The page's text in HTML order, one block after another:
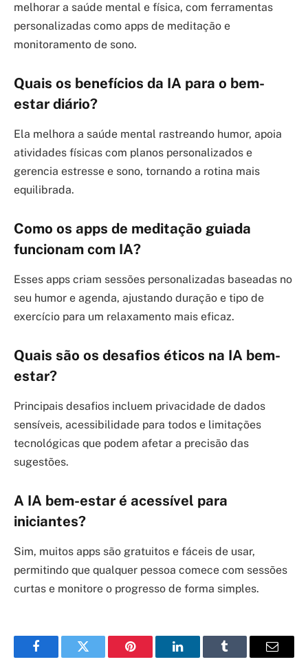
melhorar a saúde mental e física, com ferramentas
personalizadas como apps de meditação e
monitoramento de sono.
Quais os benefícios da IA para o bem-
estar diário?
Ela melhora a saúde mental rastreando humor, apoia
atividades físicas com planos personalizados e
gerencia estresse e sono, tornando a rotina mais
equilibrada.
Como os apps de meditação guiada
funcionam com IA?
Esses apps criam sessões personalizadas baseadas no
seu humor e agenda, ajustando duração e tipo de
exercício para um relaxamento mais eficaz.
Quais são os desafios éticos na IA bem-
estar?
Principais desafios incluem privacidade de dados
sensíveis, acessibilidade para todos e limitações
tecnológicas que podem afetar a precisão das
sugestões.
A IA bem-estar é acessível para
iniciantes?
Sim, muitos apps são gratuitos e fáceis de usar,
permitindo que qualquer pessoa comece com sessões
curtas e monitore o progresso de forma simples.
FacebookTwitter Pinterest LinkedInTumblr Email